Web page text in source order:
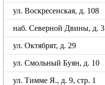
ул. Воскресенская, д. 108
наб. Северной Двины, д. 3
ул. Октябрят, д. 29
ул. Смольный Буян, д. 10
ул. Тимме Я., д. 9, стр. 1